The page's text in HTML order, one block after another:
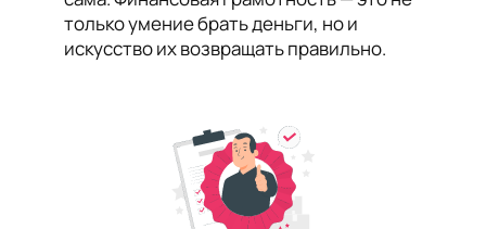
только умение брать деньги, но и
искусство их возвращать правильно.